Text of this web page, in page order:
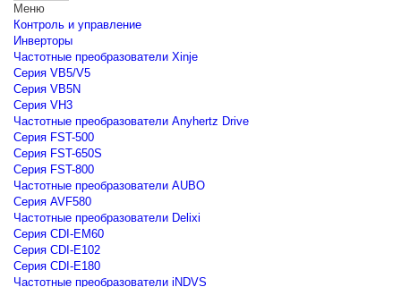
Меню
Контроль и управление
Инверторы
Частотные преобразователи Xinje
Cерия VB5/V5
Cерия VB5N
Cерия VH3
Частотные преобразователи Anyhertz Drive
Серия FST-500
Серия FST-650S
Серия FST-800
Частотные преобразователи AUBO
Серия AVF580
Частотные преобразователи Delixi
Серия CDI-EM60
Серия CDI-E102
Серия CDI-E180
Частотные преобразователи iNDVS